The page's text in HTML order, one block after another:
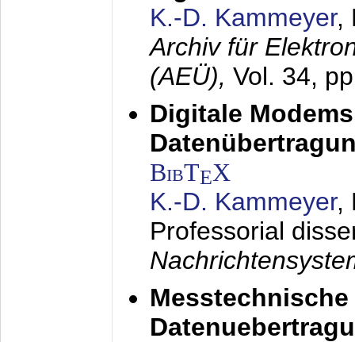
K.-D. Kammeyer,
Archiv für
(AEÜ), Vol. 34,
Digitale
BibTEX
K.-D. Kammeyer,
Professorial